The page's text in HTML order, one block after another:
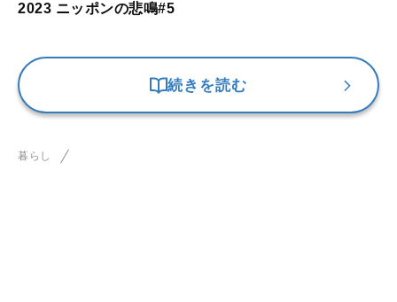
2023 ニッポンの悲鳴#5
続きを読む
暮らし